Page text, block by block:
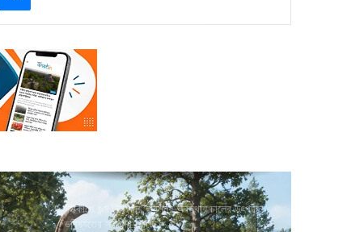
মহাকাশে জন্ম নিল ধান, ভরশূন্য অবস্থায় চালের উৎপাদন
ভবিষ্যতের স্বপ্ন দেখাচ্ছে